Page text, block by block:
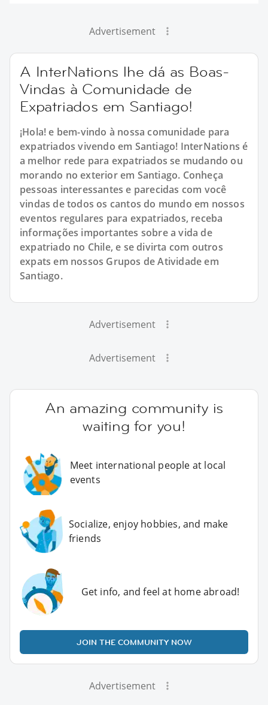
Advertisement
A InterNations lhe dá as Boas-
Vindas à Comunidade de
Expatriados em Santiago!
¡Hola! e bem-vindo à nossa comunidade para
expatriados vivendo em Santiago! InterNations é
a melhor rede para expatriados se mudando ou
morando no exterior em Santiago. Conheça
pessoas interessantes e parecidas com você
vindas de todos os cantos do mundo em nossos
eventos regulares para expatriados, receba
informações importantes sobre a vida de
expatriado no Chile, e se divirta com outros
expats em nossos Grupos de Atividade em
Santiago.
Advertisement
Advertisement
An amazing community is
waiting for you!
Meet international people at local
events
Socialize, enjoy hobbies, and make
friends
Get info, and feel at home abroad!
JOIN THE COMMUNITY NOW
Advertisement